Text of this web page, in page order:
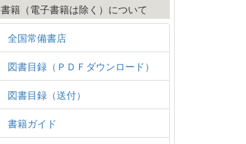
書籍（電子書籍は除く）について
全国常備書店
図書目録（ＰＤＦダウンロード）
図書目録（送付）
書籍ガイド